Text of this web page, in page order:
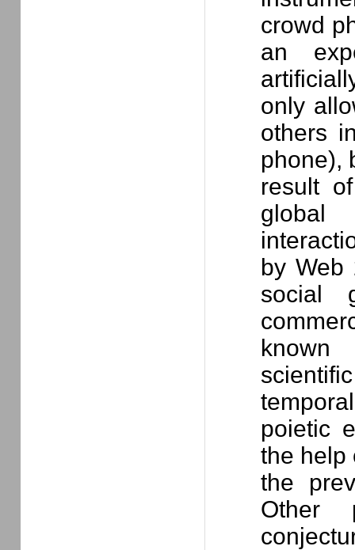
crowd
an
only
others
phone),
result
global
by Web
social
poietic
the help
the
Other